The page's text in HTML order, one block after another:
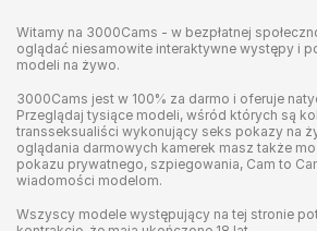
Witamy na 3000Cams - w bezpłatnej
oglądać niesamowite interaktywne występy i
modeli na żywo.
3000Cams jest w 100% za darmo i oferuje
Przeglądaj tysiące modeli, wśród których są
transseksualiści wykonujący seks pokazy na
oglądania darmowych kamerek masz także
pokazu prywatnego, szpiegowania, Cam to
wiadomości modelom.
Wszyscy modele występujący na tej stronie